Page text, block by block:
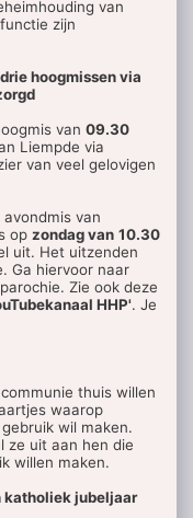
van
zijn
hoogmissen via
van 09.30
Liempde via
van veel gelovigen
van
op zondag van 10.30
uit. Het uitzenden
Ga hiervoor naar
Zie ook deze
HHP'. Je
thuis willen
waarop
wil maken.
ze uit aan hen die
willen maken.
jubeljaar